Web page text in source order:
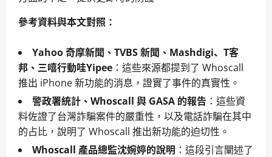
參考資料與本文對照：
Yahoo 奇摩新聞、TVBS 新聞、Mashdigi、T客
邦、三嘻行動哇Yipee ：這些來源都提到了 Whoscall
推出 iPhone 新功能的消息，證實了事件的真實性。
警政署統計、Whoscall 與 GASA 的報告 ：這些資
料佐證了台灣詐騙案件的嚴重性，以及電話詐騙在其中
的占比，說明了 Whoscall 推出新功能的迫切性。
Whoscall 產品總監沈婉婷的說明 ：這段引言闡述了